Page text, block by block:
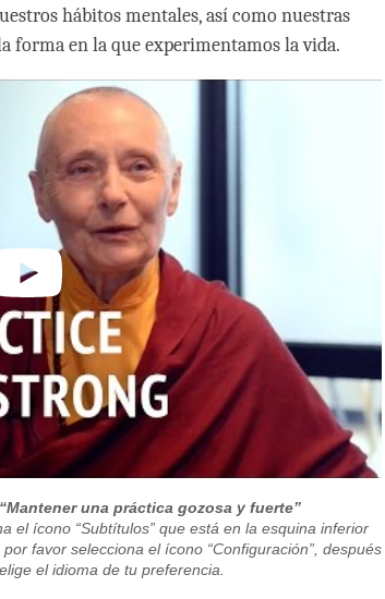
hábitos mentales, así como nuestras
forma en la que experimentamos la vida.
una práctica gozosa y fuerte”
el ícono “Subtítulos” que está en la esquina inferior
favor selecciona el ícono “Configuración”, después
el idioma de tu preferencia.